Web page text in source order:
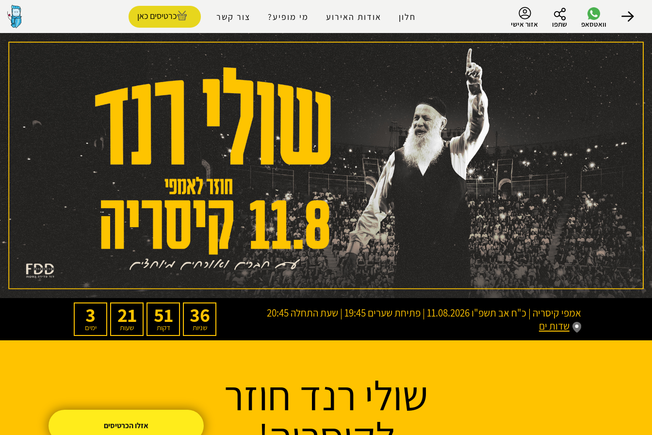
וואטסאפ שתפו אזור אישי
חלון אודות האירוע מי מופיע? צור קשר כרטיסים כאן
הפרופיל שלי
התנתק
אמפי קיסריה | כ"ח אב תשפ"ו11.08.2026 | פתיחת שערים 19:45 | שעת התחלה 20:45
שדות ים
36
שניות
51
דקות
21
שעות
3
ימים
שולי רנד חוזר
אזלו הכרטיסים